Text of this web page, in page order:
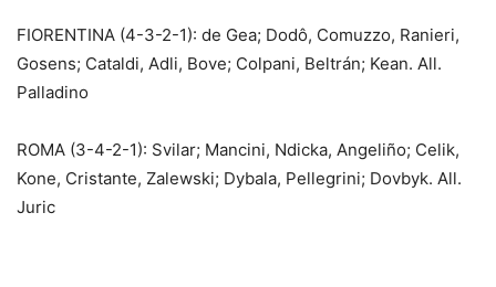
FIORENTINA (4-3-2-1): de Gea; Dodô, Comuzzo, Ranieri,
Gosens; Cataldi, Adli, Bove; Colpani, Beltrán; Kean. All.
Palladino
ROMA (3-4-2-1): Svilar; Mancini, Ndicka, Angeliño; Celik,
Kone, Cristante, Zalewski; Dybala, Pellegrini; Dovbyk. All.
Juric